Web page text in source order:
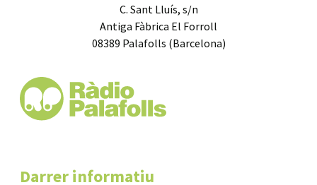
C. Sant Lluís, s/n
Antiga Fàbrica El Forroll
08389 Palafolls (Barcelona)
Darrer informatiu